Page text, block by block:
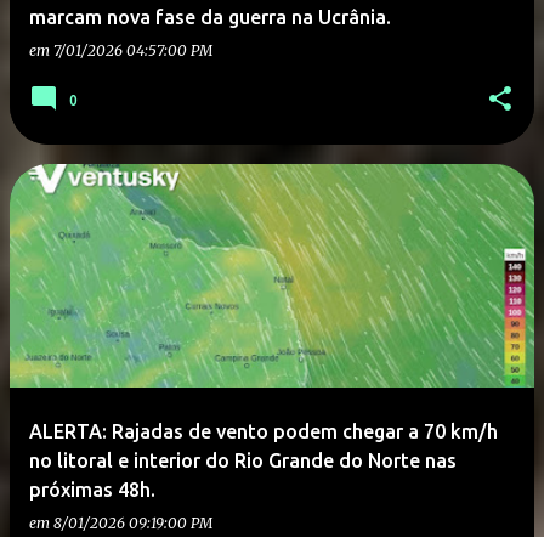
marcam nova fase da guerra na Ucrânia.
em 7/01/2026 04:57:00 PM
0
ALERTA: Rajadas de vento podem chegar a 70 km/h
no litoral e interior do Rio Grande do Norte nas
próximas 48h.
em 8/01/2026 09:19:00 PM